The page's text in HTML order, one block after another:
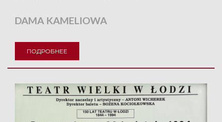
DAMA KAMELIOWA
ПОДРОБНЕЕ